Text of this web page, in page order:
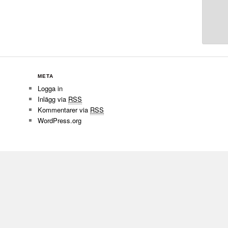
META
Logga in
Inlägg via RSS
Kommentarer via RSS
WordPress.org